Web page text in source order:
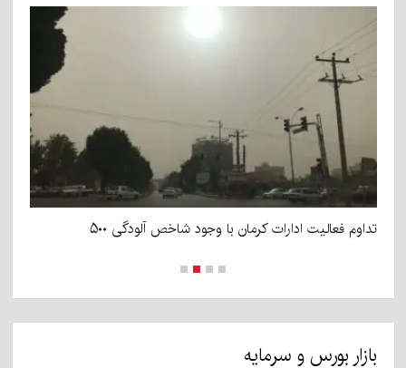
تداوم فعالیت ادارات کرمان با وجود شاخص آلودگی ۵۰۰
بازار بورس و سرمایه